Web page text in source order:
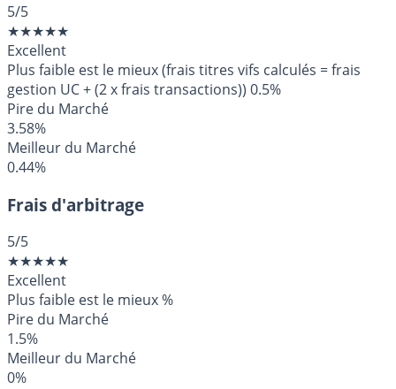
5/5
★★★★★
Excellent
Plus faible est le mieux (frais titres vifs calculés = frais
gestion UC + (2 x frais transactions)) 0.5%
Pire du Marché
3.58%
Meilleur du Marché
0.44%
Frais d'arbitrage
5/5
★★★★★
Excellent
Plus faible est le mieux%
Pire du Marché
1.5%
Meilleur du Marché
0%